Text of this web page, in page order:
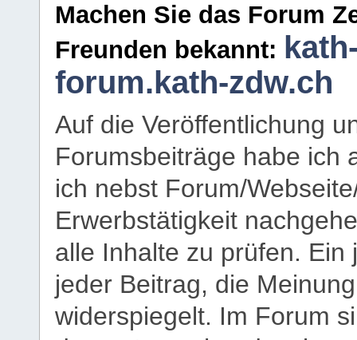
Machen Sie das Forum
Freunden bekannt:
forum.kath-zdw.ch
Auf die Veröffentlichung
Forumsbeiträge habe ich
ich nebst Forum/
Erwerbstätigkeit
alle Inhalte zu prüfen.
jeder Beitrag, die
widerspiegelt. Im Forum